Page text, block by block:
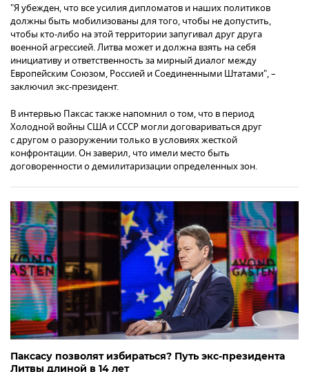
"Я убежден, что все усилия дипломатов и наших политиков
должны быть мобилизованы для того, чтобы не допустить,
чтобы кто-либо на этой территории запугивал друг друга
военной агрессией. Литва может и должна взять на себя
инициативу и ответственность за мирный диалог между
Европейским Союзом, Россией и Соединенными Штатами", –
заключил экс-президент.
В интервью Паксас также напомнил о том, что в период
Холодной войны США и СССР могли договариваться друг
с другом о разоружении только в условиях жесткой
конфронтации. Он заверил, что имели место быть
договоренности о демилитаризации определенных зон.
Паксасу позволят избираться? Путь экс-президента
Литвы длиной в 14 лет